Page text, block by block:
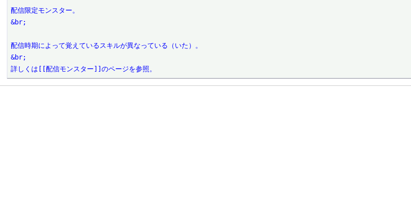
配信限定モンスター。
&br;
配信時期によって覚えているスキルが異なっている（いた）。
&br;
詳しくは[[配信モンスター]]のページを参照。